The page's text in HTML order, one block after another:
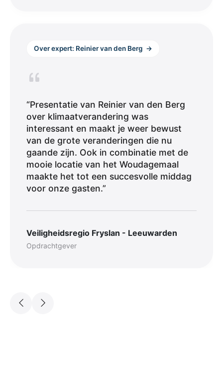
Over expert: Reinier van den Berg →
“Presentatie van Reinier van den Berg
over klimaatverandering was
interessant en maakt je weer bewust
van de grote veranderingen die nu
gaande zijn. Ook in combinatie met de
mooie locatie van het Woudagemaal
maakte het tot een succesvolle middag
voor onze gasten.”
Veiligheidsregio Fryslan - Leeuwarden
Opdrachtgever